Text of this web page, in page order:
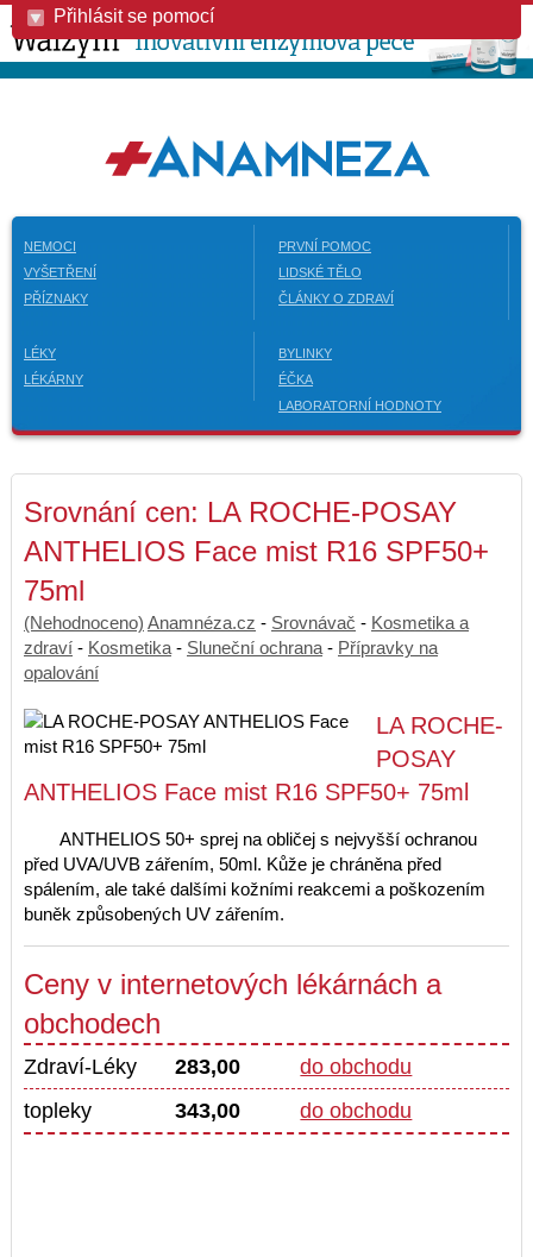
Přihlásit se pomocí
NEMOCI
VYŠETŘENÍ
PŘÍZNAKY
PRVNÍ POMOC
LIDSKÉ TĚLO
ČLÁNKY O ZDRAVÍ
LÉKY
LÉKÁRNY
BYLINKY
ÉČKA
LABORATORNÍ HODNOTY
Srovnání cen: LA ROCHE-POSAY
ANTHELIOS Face mist R16 SPF50+
75ml
(Nehodnoceno) Anamnéza.cz - Srovnávač - Kosmetika a
zdraví - Kosmetika - Sluneční ochrana - Přípravky na
opalování
LA ROCHE-
POSAY
ANTHELIOS Face mist R16 SPF50+ 75ml
ANTHELIOS 50+ sprej na obličej s nejvyšší ochranou
před UVA/UVB zářením, 50ml. Kůže je chráněna před
spálením, ale také dalšími kožními reakcemi a poškozením
buněk způsobených UV zářením.
Ceny v internetových lékárnách a
obchodech
Zdraví-Léky 283,00
do obchodu
topleky
343,00 do obchodu